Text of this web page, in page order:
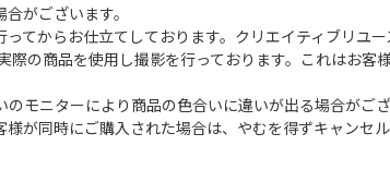
がございます。
てからお仕立てしております。クリエイティブリユ
の商品を使用し撮影を行っております。これはお
モニターにより商品の色合いに違いが出る場合がござ
が同時にご購入された場合は、やむを得ずキャン